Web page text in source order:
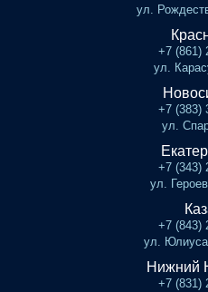
ул.
+7 (861)
ул.
+7 (383)
ул.
+7 (343)
ул.
+7 (843)
ул.
Нижний
+7 (831)